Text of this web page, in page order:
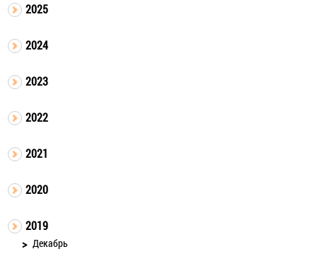
2025
2024
2023
2022
2021
2020
2019
Декабрь